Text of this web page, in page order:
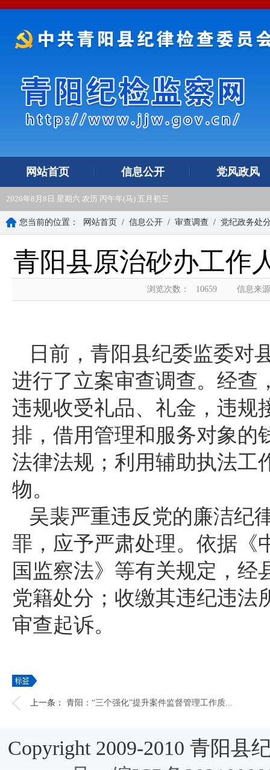
网站首页 信息公开 党风政风
2026年8月8日 星期六 农历 丙午年(马) 五月初三
您当前的位置： 网站首页 / 信息公开 / 审查调查 / 党纪政务处
青阳县原治砂办工作
浏览次数： 10659 信息来
日前，青阳县纪委监委对
进行了立案审查调查。经查
违规收受礼品、礼金，违规
排，借用管理和服务对象的
法律法规；利用辅助执法工
物。
吴裴严重违反党的廉洁纪
罪，应予严肃处理。依据《
国监察法》等有关规定，经
党籍处分；收缴其违纪违法
审查起诉。
上一条： 青阳：“三个强化”提升案件监督管理工作质...
Copyright 2009-2010 青阳县